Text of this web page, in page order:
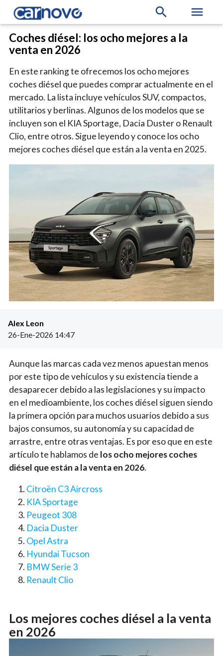
search menu
Coches diésel: los ocho mejores a la
venta en 2026
En este ranking te ofrecemos los ocho mejores
coches diésel que puedes comprar actualmente en el
mercado. La lista incluye vehículos SUV, compactos,
utilitarios y berlinas. Algunos de los modelos que se
incluyen son el KIA Sportage, Dacia Duster o Renault
Clio, entre otros. Sigue leyendo y conoce los ocho
mejores coches diésel que están a la venta en 2025.
Alex Leon
26-Ene-2026 14:47
Aunque las marcas cada vez menos apuestan menos
por este tipo de vehículos y su existencia tiende a
desaparecer debido a las legislaciones y su impacto
en el medioambiente, los coches diésel siguen siendo
la primera opción para muchos usuarios debido a sus
bajos consumos, su autonomía y su capacidad de
arrastre, entre otras ventajas. Es por eso que en este
artículo te hablamos de los ocho mejores coches
diésel que están a la venta en 2026.
Citroën C3 Aircross
KIA Sportage
Peugeot 308
Dacia Duster
Opel Astra
Hyundai Tucson
BMW Serie 3
Renault Clio
Los mejores coches diésel a la venta
en 2026